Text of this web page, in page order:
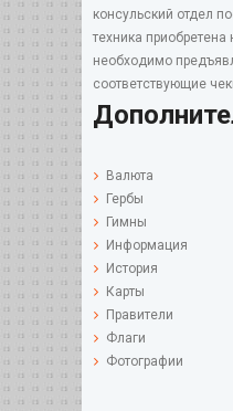
консульский отдел
техника
необходимо
соответствующие
Валюта
Гербы
Гимны
Информация
История
Карты
Правители
Флаги
Фотографии